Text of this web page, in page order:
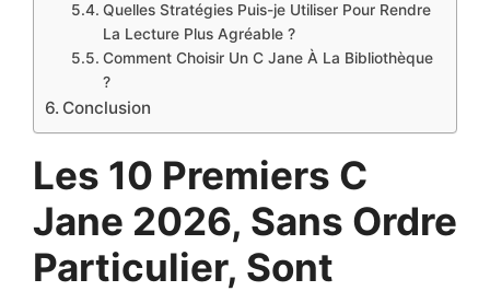
Quelles Stratégies Puis-je Utiliser Pour Rendre
La Lecture Plus Agréable ?
Comment Choisir Un C Jane À La Bibliothèque
?
Conclusion
Les 10 Premiers C
Jane 2026, Sans Ordre
Particulier, Sont